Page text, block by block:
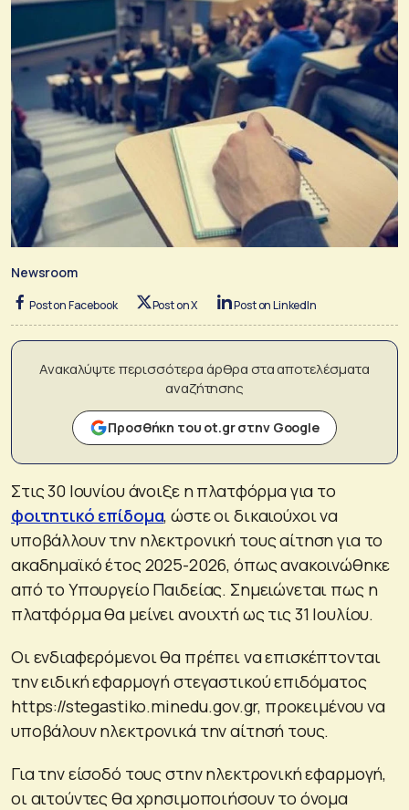
Newsroom
Post on Facebook Post on X Post on LinkedIn
Ανακαλύψτε περισσότερα άρθρα στα αποτελέσματα
αναζήτησης
Προσθήκη του ot.gr στην Google
Στις 30 Ιουνίου άνοιξε η πλατφόρμα για το
φοιτητικό επίδομα, ώστε οι δικαιούχοι να
υποβάλλουν την ηλεκτρονική τους αίτηση για το
ακαδημαϊκό έτος 2025-2026, όπως ανακοινώθηκε
από το Υπουργείο Παιδείας. Σημειώνεται πως η
πλατφόρμα θα μείνει ανοιχτή ως τις 31 Ιουλίου.
Οι ενδιαφερόμενοι θα πρέπει να επισκέπτονται
την ειδική εφαρμογή στεγαστικού επιδόματος
https://stegastiko.minedu.gov.gr, προκειμένου να
υποβάλουν ηλεκτρονικά την αίτησή τους.
Για την είσοδό τους στην ηλεκτρονική εφαρμογή,
οι αιτούντες θα χρησιμοποιήσουν το όνομα